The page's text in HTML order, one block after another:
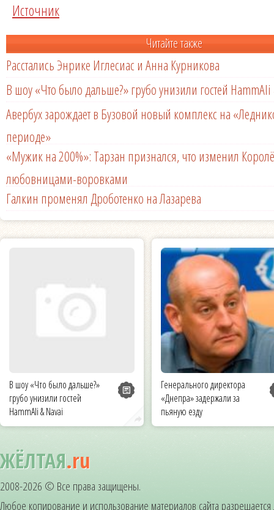
Источник
Читайте также
Расстались Энрике Иглесиас и Анна Курникова
В шоу «Что было дальше?» грубо унизили гостей HammAli
Авербух зарождает в Бузовой новый комплекс на
периоде»
«Мужик на 200%»: Тарзан признался, что изменил
любовницами-воровками
Галкин променял Дроботенко на Лазарева
В шоу «Что было дальше?»
грубо унизили гостей
HammAli & Navai
Генерального директора
«Днепра» задержали за
пьяную езду
ЖЁЛТАЯ.ru
2008-2026 © Все права защищены.
Любое копирование и использование материалов сайта